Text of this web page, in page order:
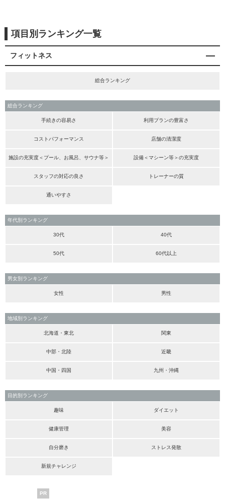
項目別ランキング一覧
フィットネス
総合ランキング
総合ランキング
手続きの容易さ 利用プランの豊富さ
コストパフォーマンス 店舗の清潔度
施設の充実度＜プール、お風呂、サウナ等＞ 設備＜マシーン等＞の充実度
スタッフの対応の良さ トレーナーの質
通いやすさ
年代別ランキング
30代 40代
50代 60代以上
男女別ランキング
女性 男性
地域別ランキング
北海道・東北 関東
中部・北陸 近畿
中国・四国 九州・沖縄
目的別ランキング
趣味 ダイエット
健康管理 美容
自分磨き ストレス発散
新規チャレンジ
PR